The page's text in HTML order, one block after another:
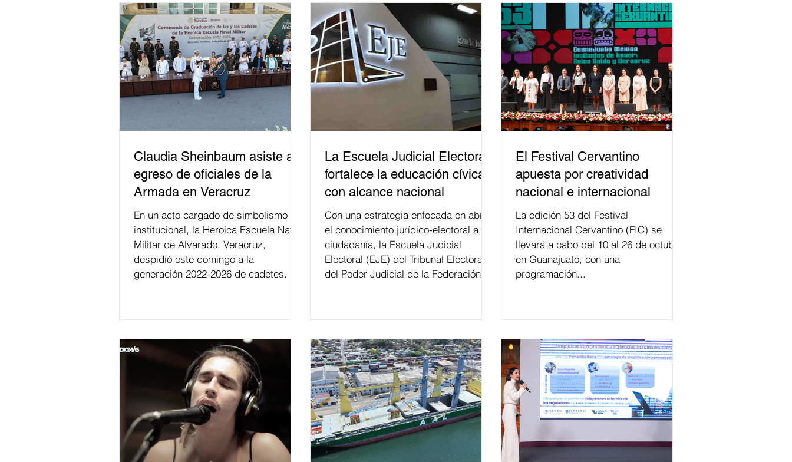
Claudia Sheinbaum asiste a
egreso de oficiales de la
Armada en Veracruz
En un acto cargado de simbolismo
institucional, la Heroica Escuela Naval
Militar de Alvarado, Veracruz,
despidió este domingo a la
generación 2022-2026 de cadetes.
La Escuela Judicial Electoral
fortalece la educación cívica
con alcance nacional
Con una estrategia enfocada en abrir
el conocimiento jurídico-electoral a la
ciudadanía, la Escuela Judicial
Electoral (EJE) del Tribunal Electoral
del Poder Judicial de la Federación ha
relacionados con la democracia y el
del papel que ha asumido la EJE en la
difusión de la justicia electoral como
un bien público. La mayor parte de las
personas capacitadas no forma
El Festival Cervantino
apuesta por creatividad
nacional e internacional
La edición 53 del Festival
Internacional Cervantino (FIC) se
llevará a cabo del 10 al 26 de octubre
en Guanajuato, con una
programación...